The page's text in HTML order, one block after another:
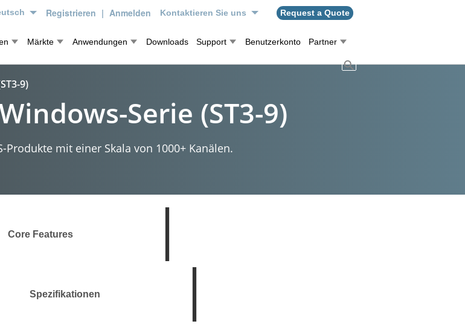
Registrieren | Anmelden Kontaktieren Sie uns Request a Quote
Märkte Anwendungen Downloads Support Benutzerkonto Partner
9)
Serie (ST3-9)
Produkte mit einer Skala von 1000+ Kanälen.
Core Features
Spezifikationen